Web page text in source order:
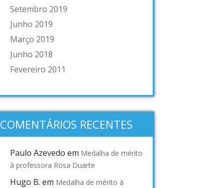
Setembro 2019
Junho 2019
Março 2019
Junho 2018
Fevereiro 2011
COMENTÁRIOS RECENTES
Paulo Azevedo em Medalha de mérito
à professora Rosa Duarte
Hugo B. em Medalha de mérito à